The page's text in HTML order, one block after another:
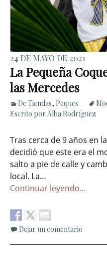
24 DE MAYO DE 2021
La Pequeña
las Mercedes
De Tiendas, Peques
Escrito por Alba Rodríguez
Tras cerca de 9 años en
decidió que este era el
salto a pie de calle y
local. La…
Continuar leyendo…
Dejar un comentario